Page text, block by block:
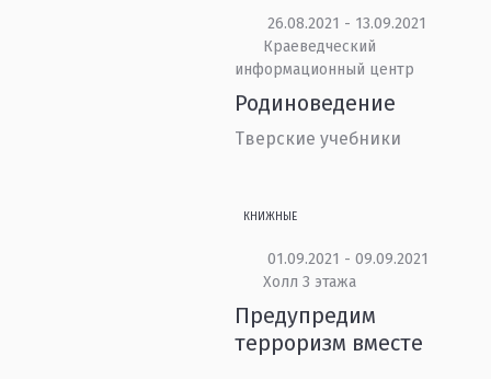
26.08.2021 - 13.09.2021
Краеведческий
информационный центр
Родиноведение
Тверские учебники
КНИЖНЫЕ
01.09.2021 - 09.09.2021
Холл 3 этажа
Предупредим
терроризм вместе